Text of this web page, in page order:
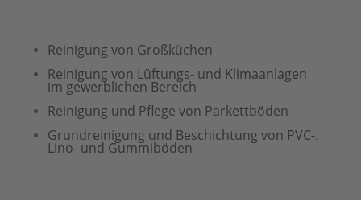
Reinigung von Großküchen
Reinigung von Lüftungs- und Klimaanlagen
im gewerblichen Bereich
Reinigung und Pflege von Parkettböden
Grundreinigung und Beschichtung von PVC-.
Lino- und Gummiböden